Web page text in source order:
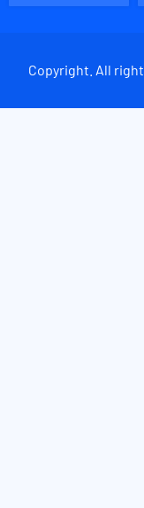
Copyright. All